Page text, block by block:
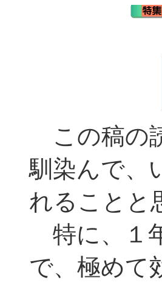
この稿の
馴染んで、
れることと
特に、１
で、極めて